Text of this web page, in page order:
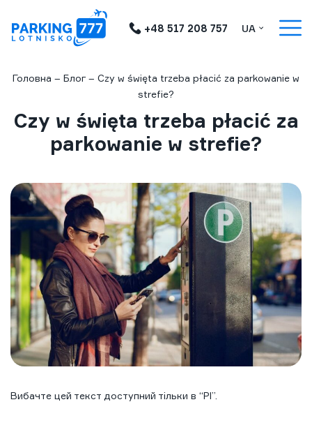
+48 517 208 757 UA
Головна – Блог – Czy w święta trzeba płacić za parkowanie w
strefie?
Czy w święta trzeba płacić za
parkowanie w strefie?
Вибачте цей текст доступний тільки в “Pl”.